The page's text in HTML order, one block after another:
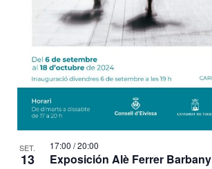
SET.
13 Exposición Alè Ferrer Barbany
17:00 / 20:00